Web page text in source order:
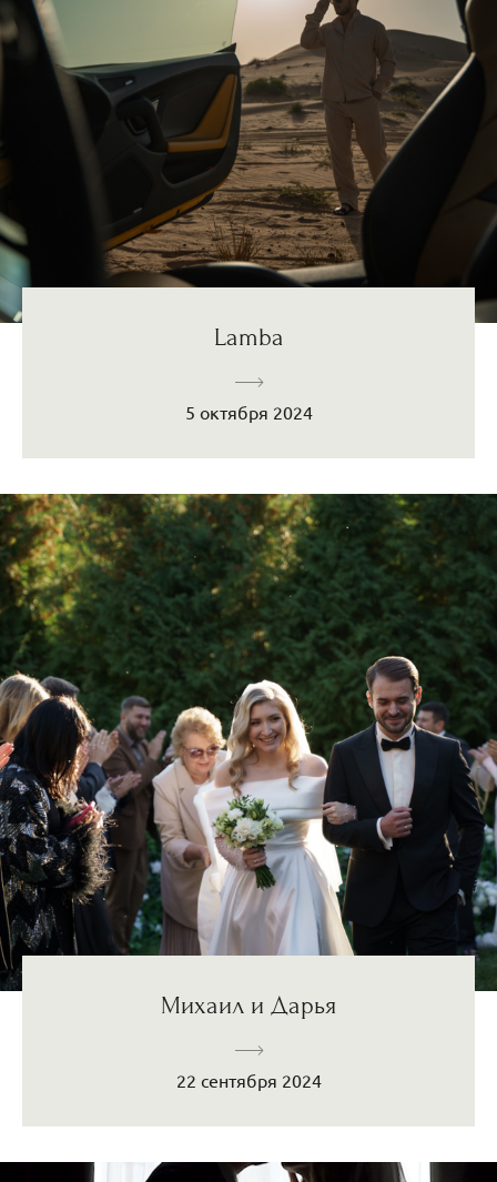
Lamba
5 октября 2024
Михаил и Дарья
22 сентября 2024